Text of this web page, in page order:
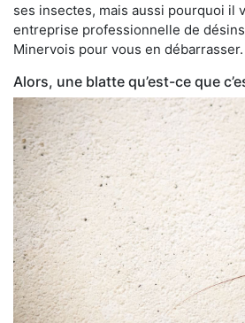
ses insectes, mais aussi pourquoi il
entreprise professionnelle de
Minervois pour vous en débarrasser.
Alors, une blatte qu’est-ce que